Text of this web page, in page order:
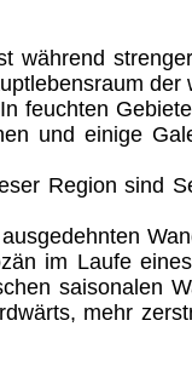
während
der
feuchten
und einige
Region sind
im Laufe
saisonalen
mehr